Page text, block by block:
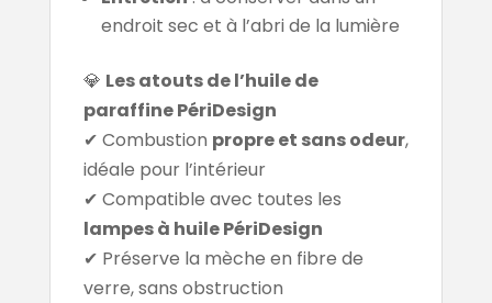
endroit sec et à l’abri de la lumière
💎 Les atouts de l’huile de
paraffine PériDesign
✔ Combustion propre et sans odeur,
idéale pour l’intérieur
✔ Compatible avec toutes les
lampes à huile PériDesign
✔ Préserve la mèche en fibre de
verre, sans obstruction